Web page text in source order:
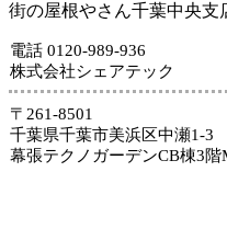
街の屋根やさん千葉中央支
電話 0120-989-936
株式会社シェアテック
〒261-8501
千葉県千葉市美浜区中瀬1-3
幕張テクノガーデンCB棟3階